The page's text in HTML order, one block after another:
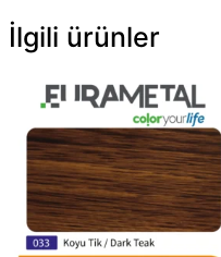
İlgili ürünler